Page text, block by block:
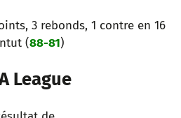
3 rebonds, 1 contre en 16
(88-81)
League